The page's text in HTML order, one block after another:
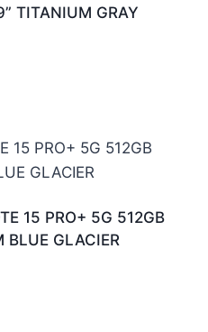
TITANIUM GRAY
15 PRO+ 5G 512GB
BLUE GLACIER